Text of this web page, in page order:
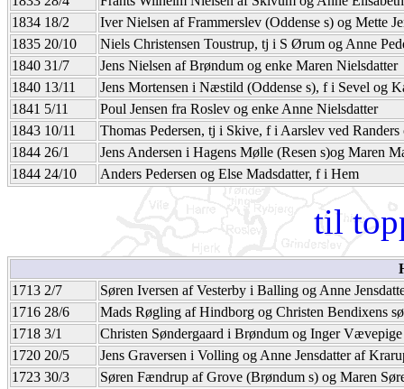
1834 18/2
Iver Nielsen af Frammerslev (Oddense s) og Mette
1835 20/10
Niels Christensen Toustrup, tj i S Ørum og Anne
1840 31/7
Jens Nielsen af Brøndum og enke Maren Nielsdatter
1840 13/11
Jens Mortensen i Næstild (Oddense s), f i Sevel og
1841 5/11
Poul Jensen fra Roslev og enke Anne Nielsdatter
1843 10/11
Thomas Pedersen, tj i Skive, f i Aarslev ved Randers
1844 26/1
Jens Andersen i Hagens Mølle (Resen s)og Maren
1844 24/10
Anders Pedersen og Else Madsdatter, f i Hem
til
1713 2/7
Søren Iversen af Vesterby i Balling og Anne
1716 28/6
Mads Røgling af Hindborg og Christen Bendixens
1718 3/1
Christen Søndergaard i Brøndum og Inger
1720 20/5
Jens Graversen i Volling og Anne Jensdatter af
1723 30/3
Søren Fændrup af Grove (Brøndum s) og Maren